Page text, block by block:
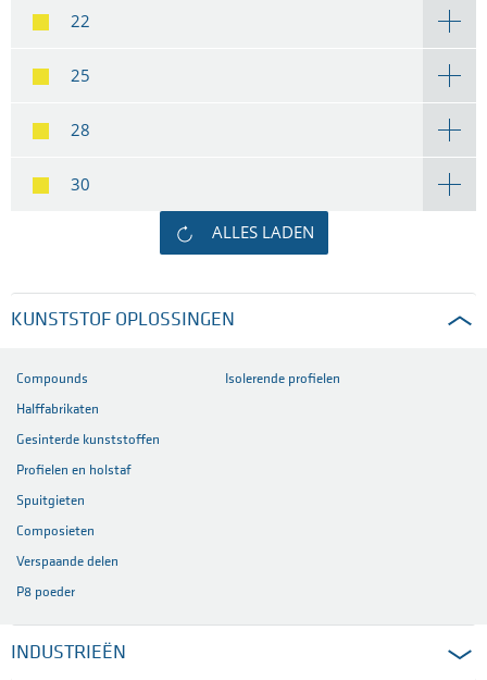
22
25
28
30
ALLES LADEN
KUNSTSTOF OPLOSSINGEN
Compounds
Halffabrikaten
Gesinterde kunststoffen
Profielen en holstaf
Spuitgieten
Composieten
Verspaande delen
P8 poeder
Isolerende profielen
INDUSTRIEËN